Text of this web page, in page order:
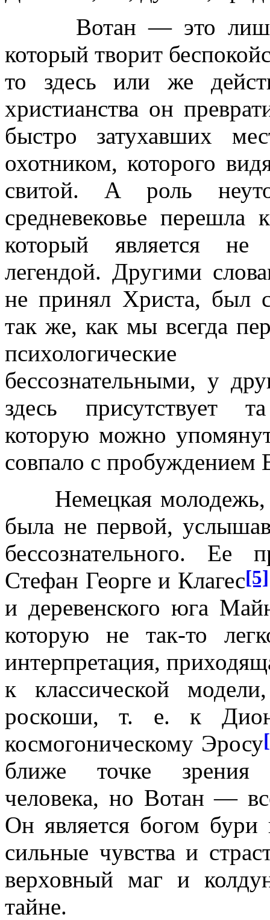
Вотан — это
который творит
то здесь или же
христианства он
быстро затухавших
охотником, которого
свитой. А роль
средневековье
который является не
легендой. Другими
не принял Христа, был
так же, как мы всегда
бессознательными, у
здесь присутствует
которую можно
совпало с пробуждением
Немецкая молодежь,
была не первой,
бессознательного. Ее
Стефан Георге и Клагес[5]
и деревенского юга
которую не так-то
интерпретация,
к классической
роскоши, т. е. к
космогоническому Эросу
ближе точке зрения
человека, но Вотан —
Он является богом бури
сильные чувства и
верховный маг и
тайне.